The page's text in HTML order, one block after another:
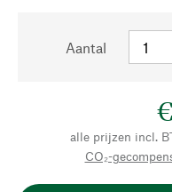
Aantal
alle prijzen incl.
CO₂-